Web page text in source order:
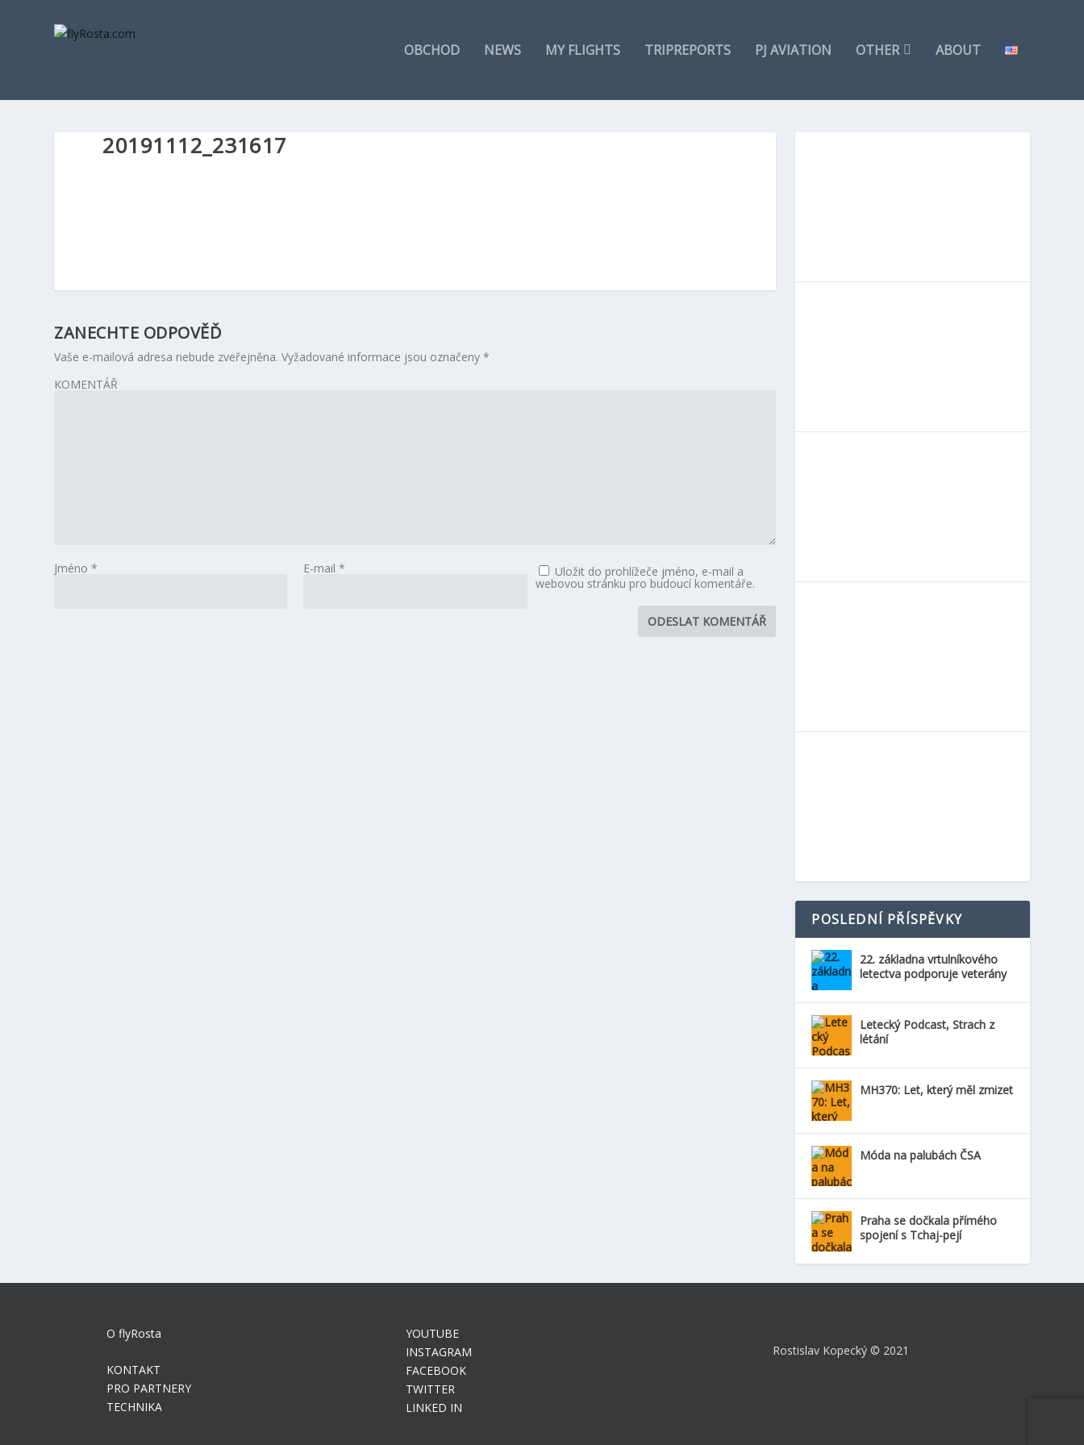
OBCHOD NEWS MY FLIGHTS TRIPREPORTS PJ AVIATION OTHER ABOUT
20191112_231617
ZANECHTE ODPOVĚĎ
Vaše e-mailová adresa nebude zveřejněna. Vyžadované informace jsou označeny*
KOMENTÁŘ
Jméno* E-mail * Uložit do prohlížeče jméno, e-mail a
webovou stránku pro budoucí komentáře.
POSLEDNÍ PŘÍSPĚVKY
22. základna vrtulníkového
letectva podporuje veterány
Letecký Podcast, Strach z
létání
MH370: Let, který měl zmizet
Móda na palubách ČSA
Praha se dočkala přímého
spojení s Tchaj-pejí
O flyRosta
KONTAKT
PRO PARTNERY
TECHNIKA
YOUTUBE
INSTAGRAM
FACEBOOK
TWITTER
LINKED IN
Rostislav Kopecký© 2021